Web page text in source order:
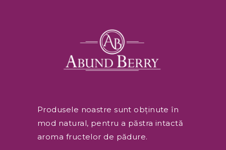
Produsele noastre sunt obținute în
mod natural, pentru a păstra intactă
aroma fructelor de pădure.